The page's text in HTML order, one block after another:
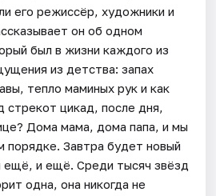
его режиссёр, художники и
он об одном
был в жизни каждого из
из детства: запах
тепло маминых рук и как
стрекот цикад, после дня,
Дома мама, дома папа, и мы
порядке. Завтра будет новый
и ещё. Среди тысяч звёзд
одна, она никогда не